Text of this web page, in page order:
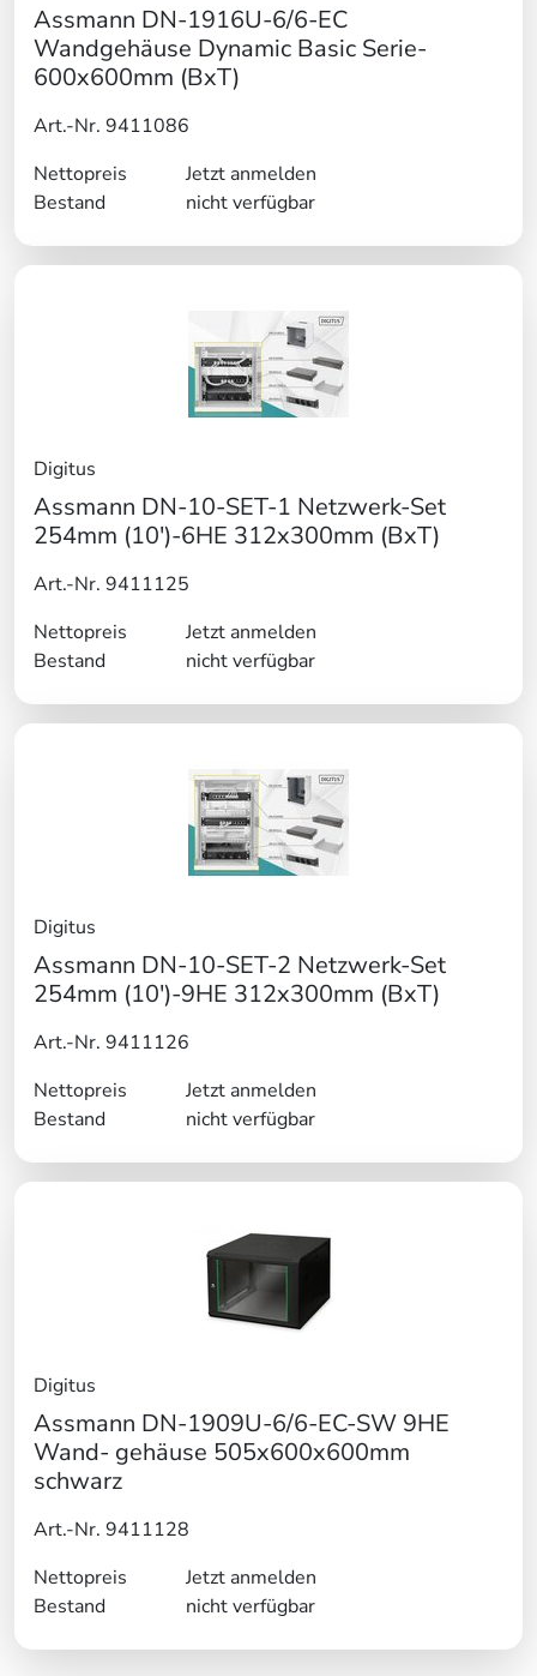
Assmann DN-1916U-6/6-EC
Wandgehäuse Dynamic Basic Serie-
600x600mm (BxT)
Art.-Nr. 9411086
Nettopreis
Jetzt anmelden
Bestand
nicht verfügbar
Digitus
Assmann DN-10-SET-1 Netzwerk-Set
254mm (10')-6HE 312x300mm (BxT)
Art.-Nr. 9411125
Nettopreis
Jetzt anmelden
Bestand
nicht verfügbar
Digitus
Assmann DN-10-SET-2 Netzwerk-Set
254mm (10')-9HE 312x300mm (BxT)
Art.-Nr. 9411126
Nettopreis
Jetzt anmelden
Bestand
nicht verfügbar
Digitus
Assmann DN-1909U-6/6-EC-SW 9HE
Wand- gehäuse 505x600x600mm
schwarz
Art.-Nr. 9411128
Nettopreis
Jetzt anmelden
Bestand
nicht verfügbar